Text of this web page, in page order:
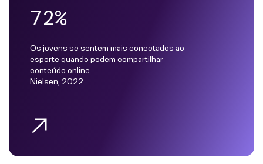
72%
Os jovens se sentem mais conectados ao
esporte quando podem compartilhar
conteúdo online.
Nielsen, 2022